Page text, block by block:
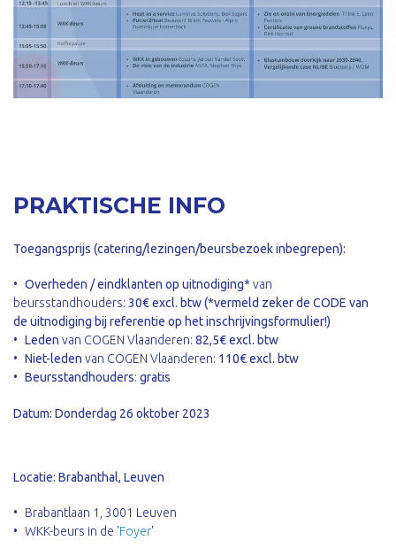
PRAKTISCHE INFO
Toegangsprijs (catering/lezingen/beursbezoek inbegrepen):
Overheden / eindklanten op uitnodiging* van
beursstandhouders: 30€ excl. btw (*vermeld zeker de CODE van
de uitnodiging bij referentie op het inschrijvingsformulier!)
Leden van COGEN Vlaanderen: 82,5€ excl. btw
Niet-leden van COGEN Vlaanderen: 110€ excl. btw
Beursstandhouders: gratis
Datum: Donderdag 26 oktober 2023
Locatie: Brabanthal, Leuven
Brabantlaan 1, 3001 Leuven
WKK-beurs in de 'Foyer'